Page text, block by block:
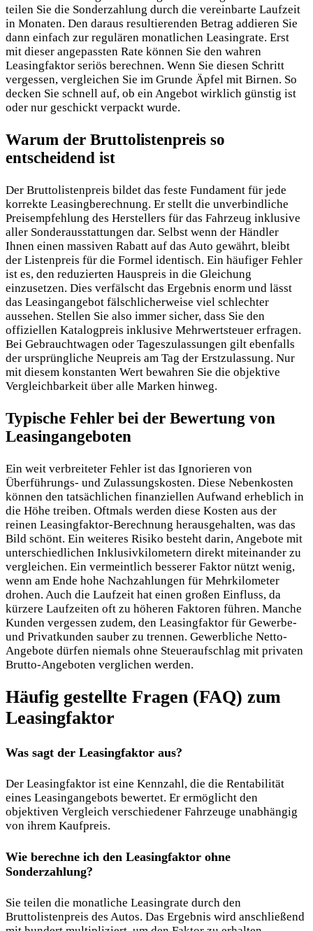
teilen Sie die Sonderzahlung durch die vereinbarte Laufzeit
in Monaten. Den daraus resultierenden Betrag addieren Sie
dann einfach zur regulären monatlichen Leasingrate. Erst
mit dieser angepassten Rate können Sie den wahren
Leasingfaktor seriös berechnen. Wenn Sie diesen Schritt
vergessen, vergleichen Sie im Grunde Äpfel mit Birnen. So
decken Sie schnell auf, ob ein Angebot wirklich günstig ist
oder nur geschickt verpackt wurde.
Warum der Bruttolistenpreis so
entscheidend ist
Der Bruttolistenpreis bildet das feste Fundament für jede
korrekte Leasingberechnung. Er stellt die unverbindliche
Preisempfehlung des Herstellers für das Fahrzeug inklusive
aller Sonderausstattungen dar. Selbst wenn der Händler
Ihnen einen massiven Rabatt auf das Auto gewährt, bleibt
der Listenpreis für die Formel identisch. Ein häufiger Fehler
ist es, den reduzierten Hauspreis in die Gleichung
einzusetzen. Dies verfälscht das Ergebnis enorm und lässt
das Leasingangebot fälschlicherweise viel schlechter
aussehen. Stellen Sie also immer sicher, dass Sie den
offiziellen Katalogpreis inklusive Mehrwertsteuer erfragen.
Bei Gebrauchtwagen oder Tageszulassungen gilt ebenfalls
der ursprüngliche Neupreis am Tag der Erstzulassung. Nur
mit diesem konstanten Wert bewahren Sie die objektive
Vergleichbarkeit über alle Marken hinweg.
Typische Fehler bei der Bewertung von
Leasingangeboten
Ein weit verbreiteter Fehler ist das Ignorieren von
Überführungs- und Zulassungskosten. Diese Nebenkosten
können den tatsächlichen finanziellen Aufwand erheblich in
die Höhe treiben. Oftmals werden diese Kosten aus der
reinen Leasingfaktor-Berechnung herausgehalten, was das
Bild schönt. Ein weiteres Risiko besteht darin, Angebote mit
unterschiedlichen Inklusivkilometern direkt miteinander zu
vergleichen. Ein vermeintlich besserer Faktor nützt wenig,
wenn am Ende hohe Nachzahlungen für Mehrkilometer
drohen. Auch die Laufzeit hat einen großen Einfluss, da
kürzere Laufzeiten oft zu höheren Faktoren führen. Manche
Kunden vergessen zudem, den Leasingfaktor für Gewerbe-
und Privatkunden sauber zu trennen. Gewerbliche Netto-
Angebote dürfen niemals ohne Steueraufschlag mit privaten
Brutto-Angeboten verglichen werden.
Häufig gestellte Fragen (FAQ) zum
Leasingfaktor
Was sagt der Leasingfaktor aus?
Der Leasingfaktor ist eine Kennzahl, die die Rentabilität
eines Leasingangebots bewertet. Er ermöglicht den
objektiven Vergleich verschiedener Fahrzeuge unabhängig
von ihrem Kaufpreis.
Wie berechne ich den Leasingfaktor ohne
Sonderzahlung?
Sie teilen die monatliche Leasingrate durch den
Bruttolistenpreis des Autos. Das Ergebnis wird anschließend